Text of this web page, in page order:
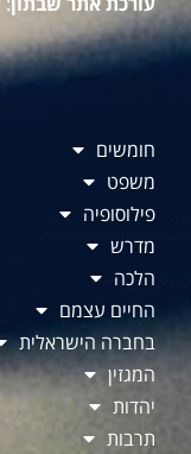
חומשים
משפט
פילוסופיה
מדרש
הלכה
החיים עצמם
בחברה הישראלית
המגזין
יהדות
תרבות